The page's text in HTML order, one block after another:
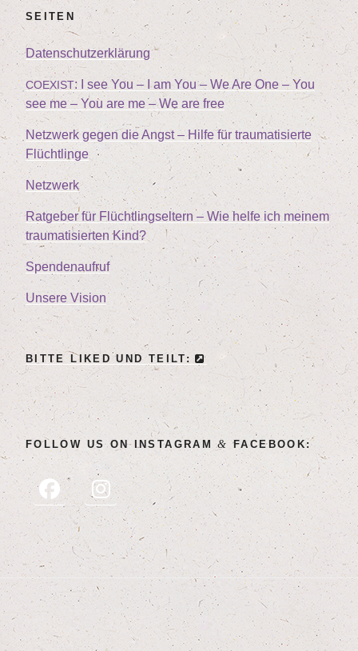
SEI­TEN
Daten­schutz­er­klä­rung
COEXIST: I see You – I am You – We Are One – You
see me – You are me – We are free
Netz­werk gegen die Angst – Hil­fe für trau­ma­ti­sier­te
Flüchtlinge
Netz­werk
Rat­ge­ber für Flücht­lings­el­tern – Wie hel­fe ich mei­nem
trau­ma­ti­sier­ten Kind?
Spen­den­auf­ruf
Unse­re Vision
BIT­TE LIK­ED UND TEILT:
FOL­LOW US ON INSTA­GRAM&FACEBOOK: